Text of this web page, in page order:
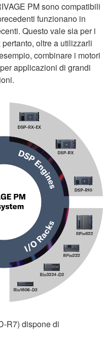
PM sono compatibili
funzionano in
Questo vale sia per i
oltre a utilizzarli
combinare i motori
applicazioni di grandi
R7) dispone di